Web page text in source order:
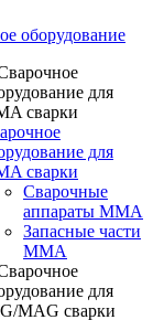
оборудование
для
сварки
Сварочные
аппараты MMA
Запасные части
MMA